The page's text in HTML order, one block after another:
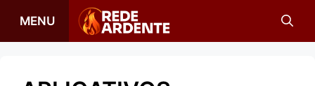
para
MENU